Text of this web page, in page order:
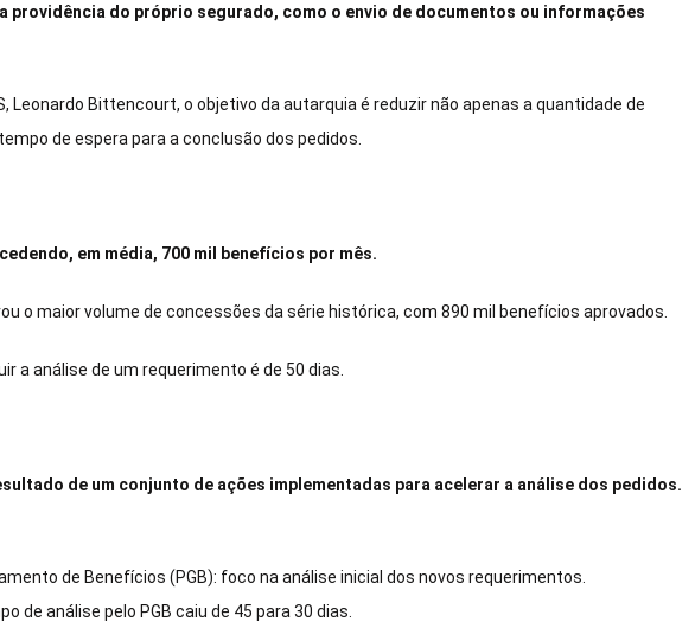
providência do próprio segurado, como o envio de documentos ou informações
Leonardo Bittencourt, o objetivo da autarquia é reduzir não apenas a quantidade de
de espera para a conclusão dos pedidos.
em média, 700 mil benefícios por mês.
o maior volume de concessões da série histórica, com 890 mil benefícios aprovados.
a análise de um requerimento é de 50 dias.
de um conjunto de ações implementadas para acelerar a análise dos pedidos.
de Benefícios (PGB): foco na análise inicial dos novos requerimentos.
de análise pelo PGB caiu de 45 para 30 dias.